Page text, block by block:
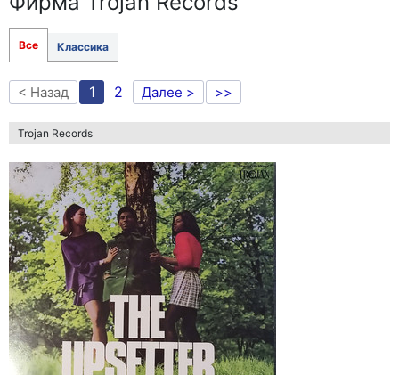
Все Классика
< Назад 1 2 Далее > >>
Trojan Records